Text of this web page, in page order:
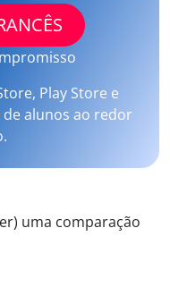
Play Store e
alunos ao redor
uma comparação